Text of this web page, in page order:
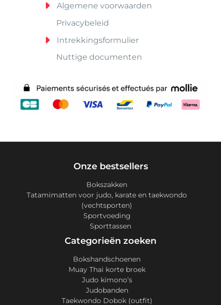
Algemene voorwaarden
Privacybeleid
Intrekkingsformulier
Nuttige documenten
Onze bestsellers
Bokszakken
Tatamimatten voor judo, karate en taekwondo
(vechtsporten)
Sportvoeding
Sporttassen
Categorieën zoeken
Bokshandschoenen
Muay Thai korte broek
Judo kimono’s
Judobanden
Taekwondo Dobok (outfit)